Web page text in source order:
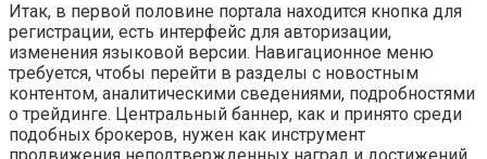
Итак, в первой половине портала находится кнопка для
регистрации, есть интерфейс для авторизации,
изменения языковой версии. Навигационное меню
требуется, чтобы перейти в разделы с новостным
контентом, аналитическими сведениями, подробностями
о трейдинге. Центральный баннер, как и принято среди
подобных брокеров, нужен как инструмент